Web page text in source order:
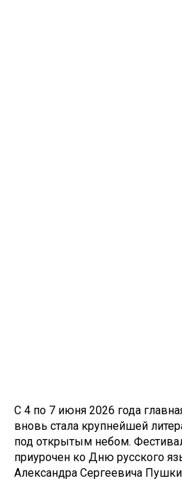
С 4 по 7 июня 2026 года
вновь стала крупнейшей
под открытым небом.
приурочен ко Дню русского
Александра Сергеевича